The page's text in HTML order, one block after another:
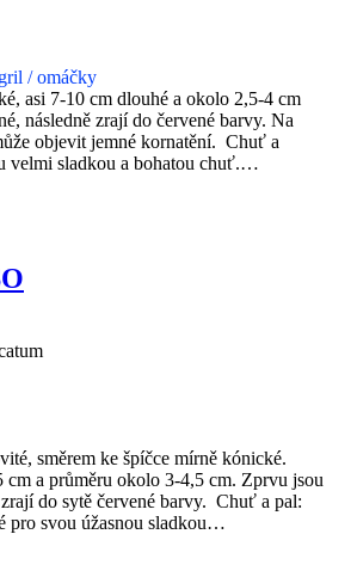
/ omáčky
asi 7-10 cm dlouhé a okolo 2,5-4 cm
následně zrají do červené barvy. Na
objevit jemné kornatění. Chuť a
velmi sladkou a bohatou chuť.…
směrem ke špíčce mírně kónické.
a průměru okolo 3-4,5 cm. Zprvu jsou
zrají do sytě červené barvy. Chuť a pal:
pro svou úžasnou sladkou…